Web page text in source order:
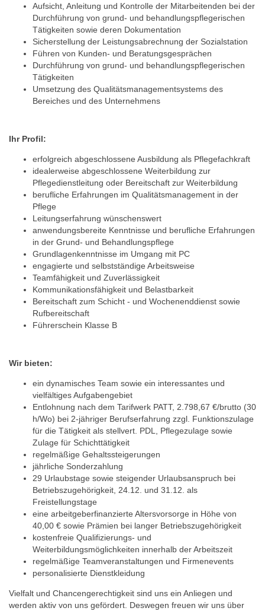
Aufsicht, Anleitung und Kontrolle der Mitarbeitenden bei der
Durchführung von grund- und behandlungspflegerischen
Tätigkeiten sowie deren Dokumentation
Sicherstellung der Leistungsabrechnung der Sozialstation
Führen von Kunden- und Beratungsgesprächen
Durchführung von grund- und behandlungspflegerischen
Tätigkeiten
Umsetzung des Qualitätsmanagementsystems des
Bereiches und des Unternehmens
Ihr Profil:
erfolgreich abgeschlossene Ausbildung als Pflegefachkraft
idealerweise abgeschlossene Weiterbildung zur
Pflegedienstleitung oder Bereitschaft zur Weiterbildung
berufliche Erfahrungen im Qualitätsmanagement in der
Pflege
Leitungserfahrung wünschenswert
anwendungsbereite Kenntnisse und berufliche Erfahrungen
in der Grund- und Behandlungspflege
Grundlagenkenntnisse im Umgang mit PC
engagierte und selbstständige Arbeitsweise
Teamfähigkeit und Zuverlässigkeit
Kommunikationsfähigkeit und Belastbarkeit
Bereitschaft zum Schicht - und Wochenenddienst sowie
Rufbereitschaft
Führerschein Klasse B
Wir bieten:
ein dynamisches Team sowie ein interessantes und
vielfältiges Aufgabengebiet
Entlohnung nach dem Tarifwerk PATT, 2.798,67 €/brutto (30
h/Wo) bei 2-jähriger Berufserfahrung zzgl. Funktionszulage
für die Tätigkeit als stellvert. PDL, Pflegezulage sowie
Zulage für Schichttätigkeit
regelmäßige Gehaltssteigerungen
jährliche Sonderzahlung
29 Urlaubstage sowie steigender Urlaubsanspruch bei
Betriebszugehörigkeit, 24.12. und 31.12. als
Freistellungstage
eine arbeitgeberfinanzierte Altersvorsorge in Höhe von
40,00 € sowie Prämien bei langer Betriebszugehörigkeit
kostenfreie Qualifizierungs- und
Weiterbildungsmöglichkeiten innerhalb der Arbeitszeit
regelmäßige Teamveranstaltungen und Firmenevents
personalisierte Dienstkleidung
Vielfalt und Chancengerechtigkeit sind uns ein Anliegen und
werden aktiv von uns gefördert. Deswegen freuen wir uns über